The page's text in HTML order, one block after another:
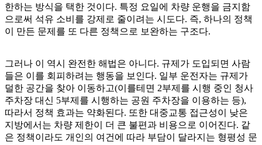
한하는 방식을 택한 것이다. 특정 요일에 차량 운행을 금지함
으로써 석유 소비를 강제로 줄이려는 시도다. 즉, 하나의 정책
이 만든 문제를 또 다른 정책으로 보완하는 구조다.
그러나 이 역시 완전한 해법은 아니다. 규제가 도입되면 사람
들은 이를 회피하려는 행동을 보인다. 일부 운전자는 규제가
덜한 공간을 찾아 이동하고(이를테면 2부제를 시행 중인 청사
주차장 대신 5부제를 시행하는 공원 주차장을 이용하는 등),
따라서 정책 효과는 약화된다. 또한 대중교통 접근성이 낮은
지방에서는 차량 제한이 더 큰 불편과 비용으로 이어진다. 같
은 정책이라도 개인의 여건에 따라 부담이 달라지는 형평성 문